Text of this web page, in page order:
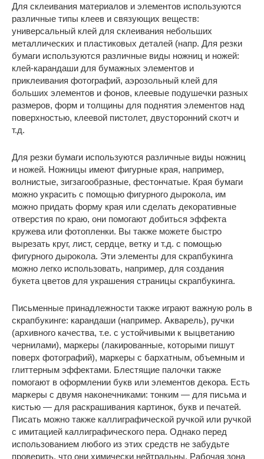
Для склеивания материалов и элементов используются
различные типы клеев и связующих веществ:
универсальный клей для склеивания небольших
металлических и пластиковых деталей (напр. Для резки
бумаги используются различные виды ножниц и ножей:
клей-карандаши для бумажных элементов и
приклеивания фотографий, аэрозольный клей для
больших элементов и фонов, клеевые подушечки разных
размеров, форм и толщины для поднятия элементов над
поверхностью, клеевой пистолет, двусторонний скотч и
т.д.
Для резки бумаги используются различные виды ножниц
и ножей. Ножницы имеют фигурные края, например,
волнистые, зигзагообразные, фестончатые. Края бумаги
можно украсить с помощью фигурного дырокола, им
можно придать форму края или сделать декоративные
отверстия по краю, они помогают добиться эффекта
кружева или фотопленки. Вы также можете быстро
вырезать круг, лист, сердце, ветку и т.д. с помощью
фигурного дырокола. Эти элементы для скрапбукинга
можно легко использовать, например, для создания
букета цветов для украшения страницы скрапбукинга.
Письменные принадлежности также играют важную роль в
скрапбукинге: карандаши (например. Акварель), ручки
(архивного качества, т.е. с устойчивыми к выцветанию
чернилами), маркеры (лакированные, которыми пишут
поверх фотографий), маркеры с бархатным, объемным и
глиттерным эффектами. Блестящие палочки также
помогают в оформлении букв или элементов декора. Есть
маркеры с двумя наконечниками: тонким — для письма и
кистью — для раскрашивания картинок, букв и печатей.
Писать можно также каллиграфической ручкой или ручкой
с имитацией каллиграфического пера. Однако перед
использованием любого из этих средств не забудьте
проверить, что они химически нейтральны. Рабочая зона